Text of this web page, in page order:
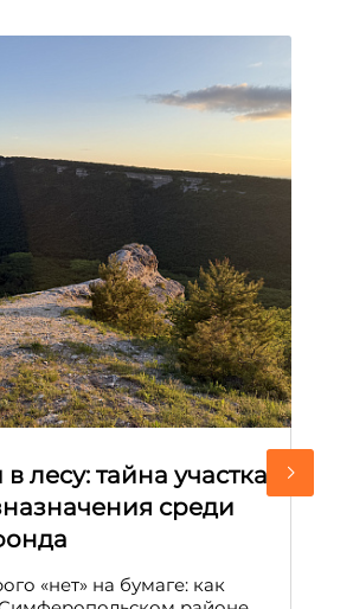
лесу: тайна участка
среди
«нет» на бумаге: как